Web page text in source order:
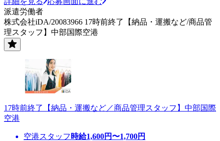
派遣労働者
株式会社iDA/20083966 17時前終了【納品・運搬など/商品管
理スタッフ】中部国際空港
17時前終了【納品・運搬など／商品管理スタッフ】中部国際
空港
空港スタッフ 時給1,600円〜1,700円